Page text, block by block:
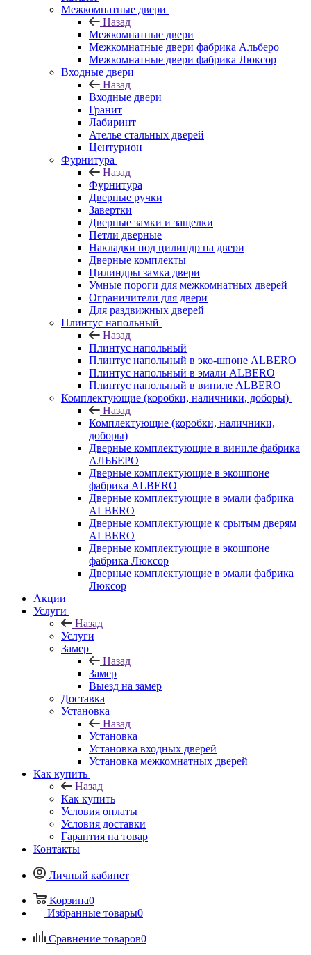
Межкомнатные двери
Назад
Межкомнатные двери
Межкомнатные двери фабрика Альберо
Межкомнатные двери фабрика Люксор
Входные двери
Назад
Входные двери
Гранит
Лабиринт
Ателье стальных дверей
Центурион
Фурнитура
Назад
Фурнитура
Дверные ручки
Завертки
Дверные замки и защелки
Петли дверные
Накладки под цилиндр на двери
Дверные комплекты
Цилиндры замка двери
Умные пороги для межкомнатных дверей
Ограничители для двери
Для раздвижных дверей
Плинтус напольный
Назад
Плинтус напольный
Плинтус напольный в эко-шпоне ALBERO
Плинтус напольный в эмали ALBERO
Плинтус напольный в виниле ALBERO
Комплектующие (коробки, наличники, доборы)
Назад
Комплектующие (коробки, наличники,
доборы)
Дверные комплектующие в виниле фабрика
АЛЬБЕРО
Дверные комплектующие в экошпоне
фабрика ALBERO
Дверные комплектующие в эмали фабрика
ALBERO
Дверные комплектующие к срытым дверям
ALBERO
Дверные комплектующие в экошпоне
фабрика Люксор
Дверные комплектующие в эмали фабрика
Люксор
Акции
Услуги
Назад
Услуги
Замер
Назад
Замер
Выезд на замер
Доставка
Установка
Назад
Установка
Установка входных дверей
Установка межкомнатных дверей
Как купить
Назад
Как купить
Условия оплаты
Условия доставки
Гарантия на товар
Контакты
Личный кабинет
Корзина0
Избранные товары0
Сравнение товаров0